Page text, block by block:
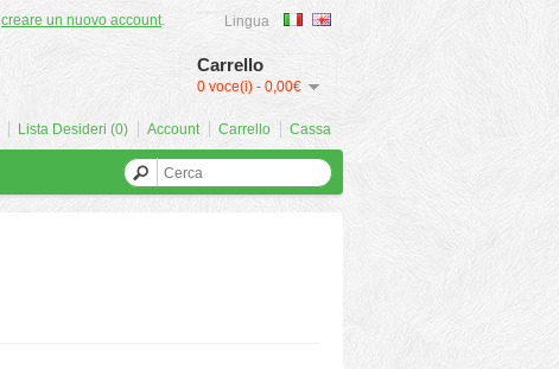
Lingua
Carrello
0 voce(i) - 0,00€
creare un nuovo account.
Lista Desideri (0) Account Carrello Cassa